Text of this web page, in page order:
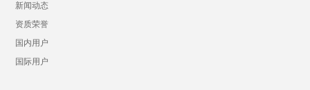
新闻动态
资质荣誉
国内用户
国际用户